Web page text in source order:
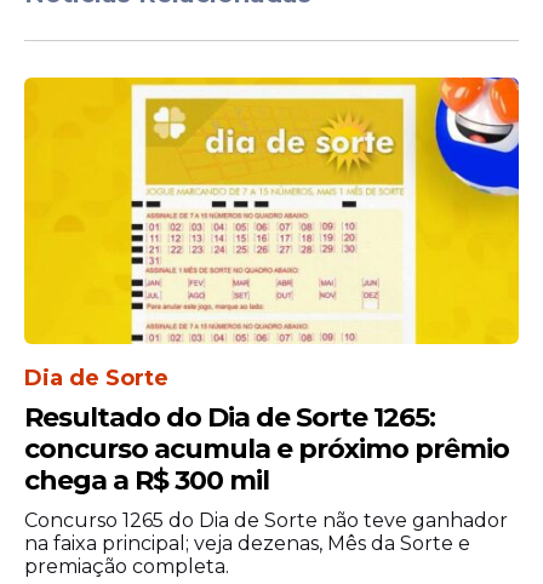
200 e R$ 2.400 por plantão. As jornadas
variam de 24 a 44 horas semanais.
Inscrições seguem
abertas até junho
Os candidatos podem se inscrever até às
23h59 do dia 8 de junho de 2026 pelo site
do IDHTEC.As taxas custam R$ 120 para
Dia de Sorte
Resultado do Dia de Sorte 1265:
concurso acumula e próximo prêmio
chega a R$ 300 mil
Concurso 1265 do Dia de Sorte não teve ganhador
na faixa principal; veja dezenas, Mês da Sorte e
premiação completa.